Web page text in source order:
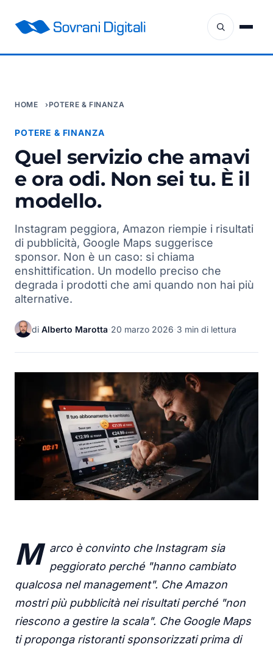
HOME POTERE & FINANZA
POTERE & FINANZA
Quel servizio che amavi
e ora odi. Non sei tu. È il
modello.
Instagram peggiora, Amazon riempie i risultati
di pubblicità, Google Maps suggerisce
sponsor. Non è un caso: si chiama
enshittification. Un modello preciso che
degrada i prodotti che ami quando non hai più
alternative.
di Alberto Marotta·20 marzo 2026·3 min di lettura
M
arco è convinto che Instagram sia
peggiorato perché "hanno cambiato
qualcosa nel management". Che Amazon
mostri più pubblicità nei risultati perché "non
riescono a gestire la scala". Che Google Maps
ti proponga ristoranti sponsorizzati prima di